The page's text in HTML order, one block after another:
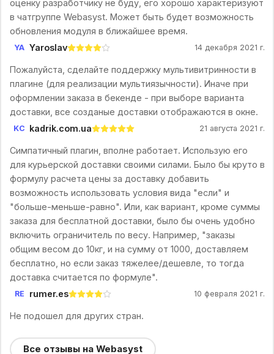
оценку разработчику не буду, его хорошо характеризуют
в чатгруппе Webasyst. Может быть будет возможность
обновления модуля в ближайшее время.
YA Yaroslav 14 декабря 2021 г.
Пожалуйста, сделайте поддержку мультивитринности в
плагине (для реализации мультиязычности). Иначе при
оформлении заказа в бекенде - при выборе варианта
доставки, все созданые доставки отображаются в окне.
KC kadrik.com.ua 21 августа 2021 г.
Симпатичный плагин, вполне работает. Использую его
для курьерской доставки своими силами. Было бы круто в
формулу расчета цены за доставку добавить
возможность использовать условия вида "если" и
"больше-меньше-равно". Или, как вариант, кроме суммы
заказа для бесплатной доставки, было бы очень удобно
включить ограничитель по весу. Например, "заказы
общим весом до 10кг, и на сумму от 1000, доставляем
бесплатно, но если заказ тяжелее/дешевле, то тогда
доставка считается по формуле".
RE rumer.es 10 февраля 2021 г.
Не подошел для других стран.
Все отзывы на Webasyst